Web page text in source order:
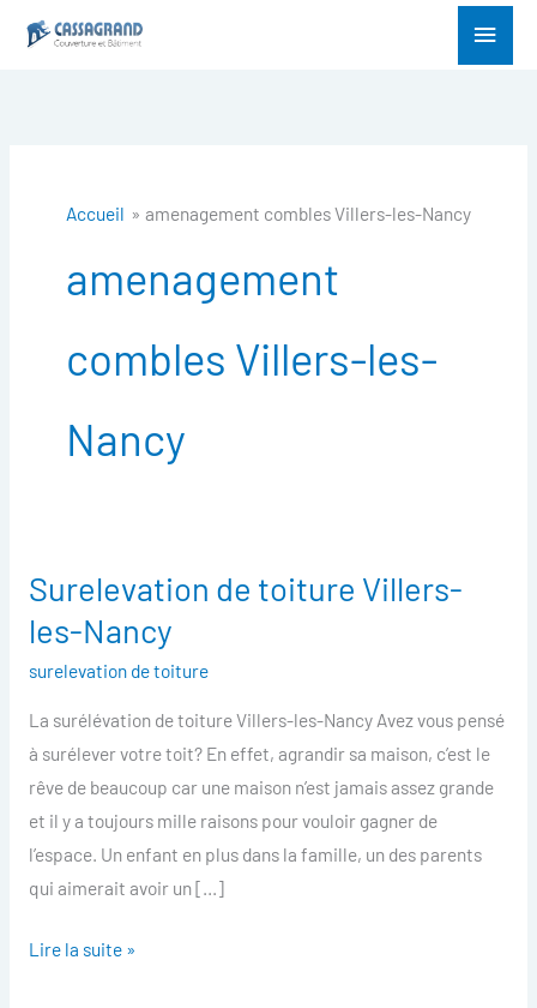
Menu
Accueil amenagement combles Villers-les-Nancy
amenagement
combles Villers-les-
Nancy
Surelevation de toiture Villers-
les-Nancy
surelevation de toiture
La surélévation de toiture Villers-les-Nancy Avez vous pensé
à surélever votre toit? En effet, agrandir sa maison, c’est le
rêve de beaucoup car une maison n’est jamais assez grande
et il y a toujours mille raisons pour vouloir gagner de
l’espace. Un enfant en plus dans la famille, un des parents
qui aimerait avoir un […]
Surelevation
de
toiture
Villers-
les-
Nancy
Lire la suite »